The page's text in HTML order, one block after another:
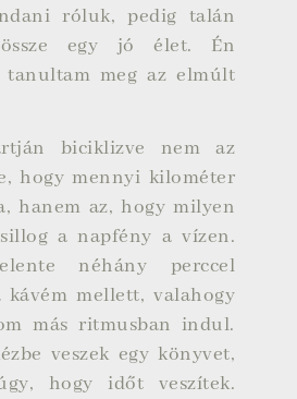
róluk, pedig talán
egy jó élet. Én
tanultam meg az elmúlt
biciklizve nem az
hogy mennyi kilométer
hanem az, hogy milyen
a napfény a vízen.
néhány perccel
mellett, valahogy
más ritmusban indul.
veszek egy könyvet,
hogy időt veszítek.